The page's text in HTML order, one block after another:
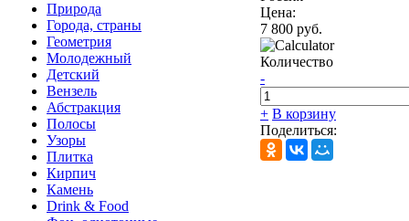
Природа
Города, страны
Геометрия
Молодежный
Детский
Вензель
Абстракция
Полосы
Узоры
Плитка
Кирпич
Камень
Drink & Food
Цена:
7 800 руб.
Количество
-
+ В корзину
Поделиться: